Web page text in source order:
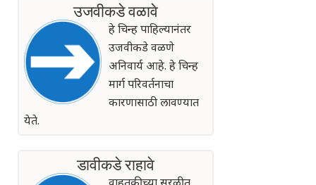
उजवीकडे वळावे
हे चिन्ह पाहिल्यानंतर
उजवीकडे वळणे
अनिवार्य आहे. हे चिन्ह
मार्ग परिवर्तनाचा
कारणासाठी लावण्यात
येते.
डावीकडे राहावे
वाहतुकीच्या सुरळीत